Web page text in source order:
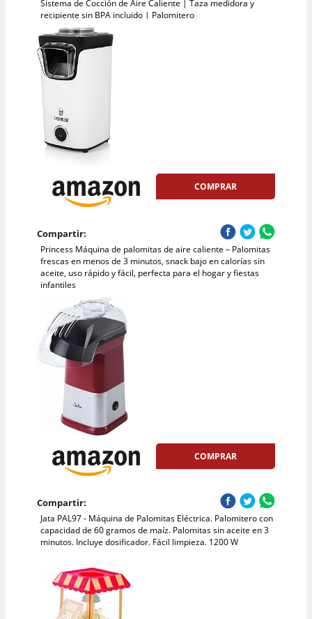
Sistema de Cocción de Aire Caliente | Taza medidora y
recipiente sin BPA incluido | Palomitero
COMPRAR
Compartir:
Princess Máquina de palomitas de aire caliente – Palomitas
frescas en menos de 3 minutos, snack bajo en calorías sin
aceite, uso rápido y fácil, perfecta para el hogar y fiestas
infantiles
COMPRAR
Compartir:
Jata PAL97 - Máquina de Palomitas Eléctrica. Palomitero con
capacidad de 60 gramos de maíz. Palomitas sin aceite en 3
minutos. Incluye dosificador. Fácil limpieza. 1200 W